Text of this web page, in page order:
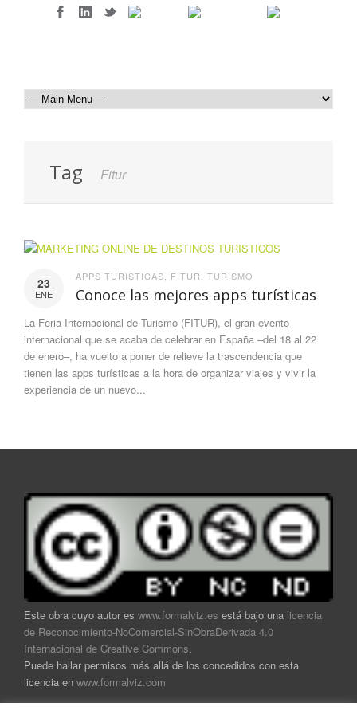
Tag Fitur
23
ENE
APPS TURISTICAS FITUR TURISMO
Conoce las mejores apps turísticas
La Feria Internacional de Turismo (FITUR), el gran evento
internacional que se acaba de celebrar en España –del 18 al 22
de enero–, ha vuelto a poner de relieve la trascendencia que
tienen las apps turísticas a la hora de organizar viajes y vivir la
experiencia de un nuevo...
Este obra cuyo autor es www.formalviz.es está bajo una licencia
de Reconocimiento-NoComercial-SinObraDerivada 4.0
Internacional de Creative Commons.
Puede hallar permisos más allá de los concedidos con esta
licencia en www.formalviz.com